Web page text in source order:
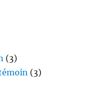
(3)
(3)